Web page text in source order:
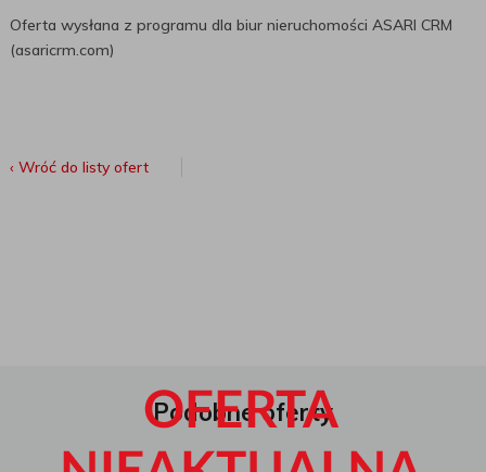
Oferta wysłana z programu dla biur nieruchomości ASARI CRM
(asaricrm.com)
‹ Wróć do listy ofert
Podobne oferty